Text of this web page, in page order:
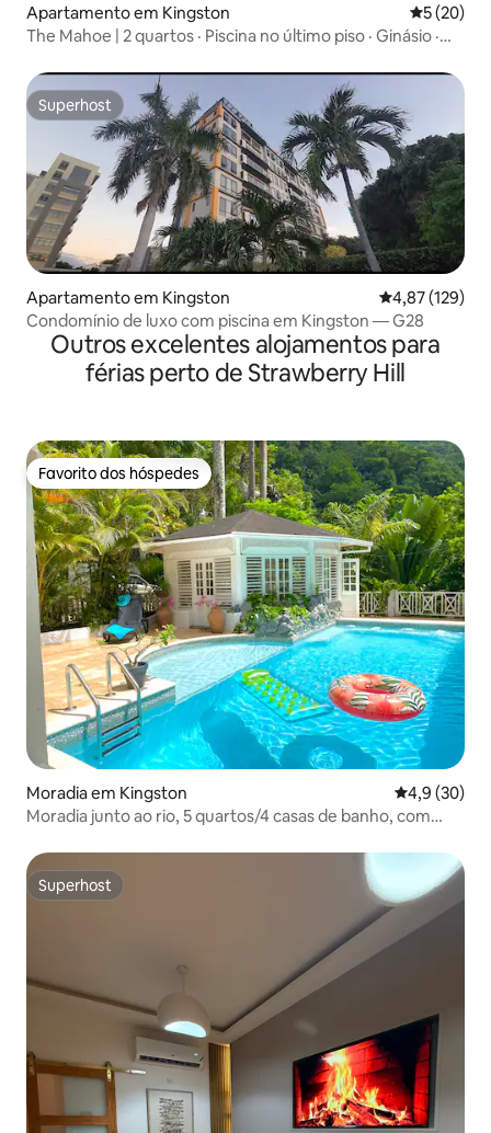
Apartamento em Kingston
5 (20)
The Mahoe | 2 quartos · Piscina no último piso · Ginásio ·
Superhost
Superhost
Apartamento em Kingston Classificação
4,87 (129)
Condomínio de luxo com piscina em Kingston — G28
Outros excelentes alojamentos para
férias perto de Strawberry Hill
Favorito dos hóspedes
Favorito dos hóspedes
Moradia em Kingston
4,9 (30)
Moradia junto ao rio, 5 quartos/4 casas de banho, com
Superhost
Superhost